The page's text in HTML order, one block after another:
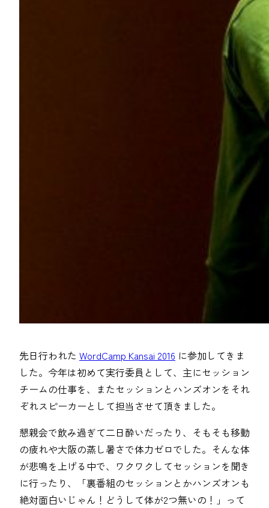
先日行われた WordCamp Kansai 2016 に参加してきま
した。今年は初めて実行委員として、主にセッション
チームの仕事を、またセッションとハンズオンをそれ
ぞれスピーカーとして担当させて頂きました。
懇親会で飲み過ぎて二日酔いだったり、そもそも移動
の疲れや大阪の蒸し暑さで体力ゼロでした。そんな体
が悲鳴を上げる中で、ワクワクしてセッションを聞き
に行ったり、「裏番組のセッションとかハンズオンも
絶対面白いじゃん！どうして体が2つ無いの！」って